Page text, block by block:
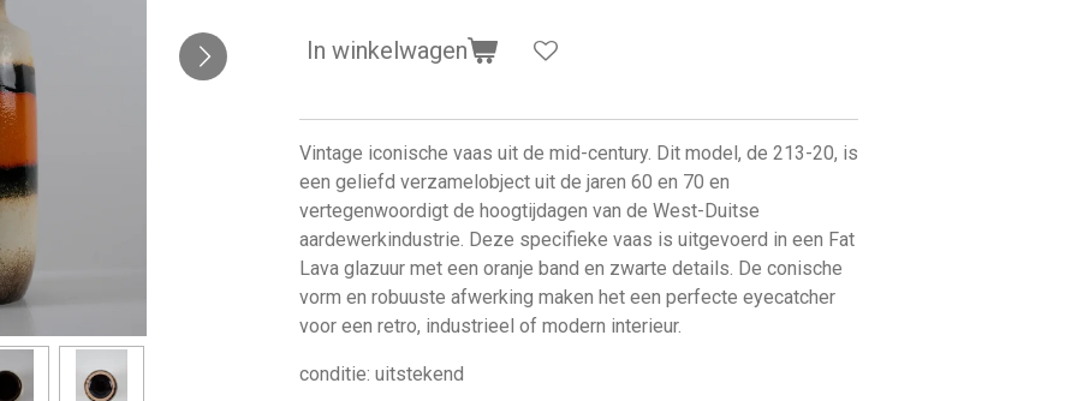
In winkelwagen
Vintage iconische vaas uit de mid-century. Dit model, de 213-20, is
een geliefd verzamelobject uit de jaren 60 en 70 en
vertegenwoordigt de hoogtijdagen van de West-Duitse
aardewerkindustrie. Deze specifieke vaas is uitgevoerd in een Fat
Lava glazuur met een oranje band en zwarte details. De conische
vorm en robuuste afwerking maken het een perfecte eyecatcher
voor een retro, industrieel of modern interieur.
conditie: uitstekend